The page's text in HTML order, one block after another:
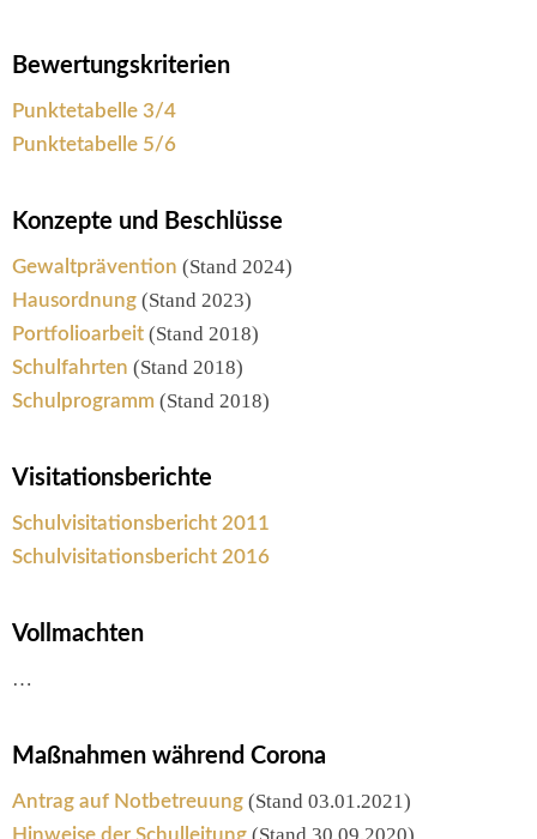
Bewertungskriterien
Punktetabelle 3/4
Punktetabelle 5/6
Konzepte und Beschlüsse
Gewaltprävention (Stand 2024)
Hausordnung (Stand 2023)
Portfolioarbeit (Stand 2018)
Schulfahrten (Stand 2018)
Schulprogramm (Stand 2018)
Visitationsberichte
Schulvisitationsbericht 2011
Schulvisitationsbericht 2016
Vollmachten
…
Maßnahmen während Corona
Antrag auf Notbetreuung (Stand 03.01.2021)
Hinweise der Schulleitung